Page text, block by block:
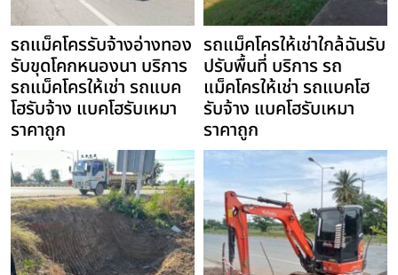
รถแม็คโครรับจ้างอ่างทอง
รับขุดโคกหนองนา บริการ
รถแม็คโครให้เช่า รถแบค
โฮรับจ้าง แบคโฮรับเหมา
ราคาถูก
รถแม็คโครให้เช่าใกล้ฉันรับ
ปรับพื้นที่ บริการ รถ
แม็คโครให้เช่า รถแบคโฮ
รับจ้าง แบคโฮรับเหมา
ราคาถูก